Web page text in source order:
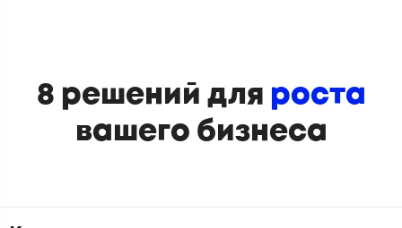
8 решений для роста
вашего бизнеса